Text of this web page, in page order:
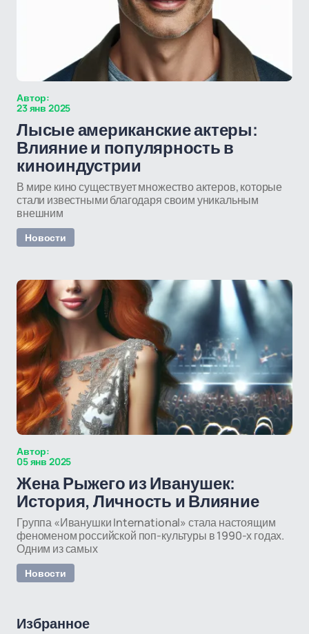
Автор:
23 янв 2025
Лысые американские актеры:
Влияние и популярность в
киноиндустрии
В мире кино существует множество актеров, которые
стали известными благодаря своим уникальным
внешним
Новости
Автор:
05 янв 2025
Жена Рыжего из Иванушек:
История, Личность и Влияние
Группа «Иванушки International» стала настоящим
феноменом российской поп-культуры в 1990-х годах.
Одним из самых
Новости
Избранное